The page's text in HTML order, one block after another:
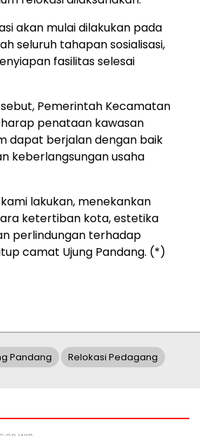
akan mulai dilakukan pada
seluruh tahapan sosialisasi,
fasilitas selesai
Pemerintah Kecamatan
penataan kawasan
dapat berjalan dengan baik
keberlangsungan usaha
lakukan, menekankan
ketertiban kota, estetika
perlindungan terhadap
camat Ujung Pandang. (*)
Pandang Relokasi Pedagang